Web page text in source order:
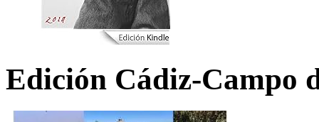
Edición Cádiz-Campo